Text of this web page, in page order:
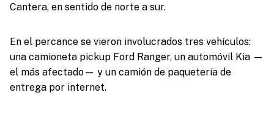
Cantera, en sentido de norte a sur.
En el percance se vieron involucrados tres vehículos:
una camioneta pickup Ford Ranger, un automóvil Kia —
el más afectado— y un camión de paquetería de
entrega por internet.